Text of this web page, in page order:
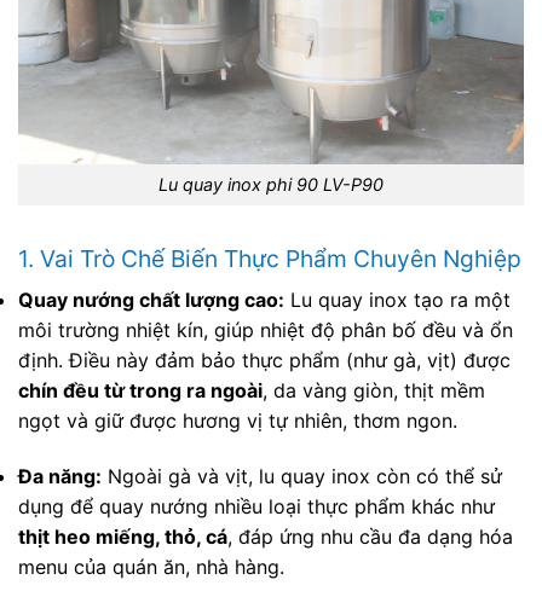
Lu quay inox phi 90 LV-P90
1. Vai Trò Chế Biến Thực Phẩm Chuyên Nghiệp
Quay nướng chất lượng cao: Lu quay inox tạo ra một
môi trường nhiệt kín, giúp nhiệt độ phân bố đều và ổn
định. Điều này đảm bảo thực phẩm (như gà, vịt) được
chín đều từ trong ra ngoài, da vàng giòn, thịt mềm
ngọt và giữ được hương vị tự nhiên, thơm ngon.
Đa năng: Ngoài gà và vịt, lu quay inox còn có thể sử
dụng để quay nướng nhiều loại thực phẩm khác như
thịt heo miếng, thỏ, cá, đáp ứng nhu cầu đa dạng hóa
menu của quán ăn, nhà hàng.